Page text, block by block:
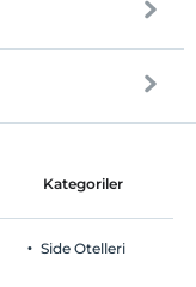
Kategoriler
Side Otelleri